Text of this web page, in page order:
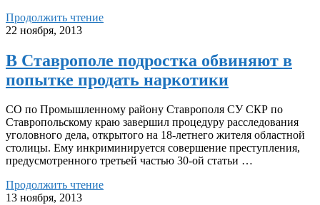
Продолжить чтение
22 ноября, 2013
В Ставрополе подростка обвиняют в
попытке продать наркотики
СО по Промышленному району Ставрополя СУ СКР по
Ставропольскому краю завершил процедуру расследования
уголовного дела, открытого на 18-летнего жителя областной
столицы. Ему инкриминируется совершение преступления,
предусмотренного третьей частью 30-ой статьи …
Продолжить чтение
13 ноября, 2013